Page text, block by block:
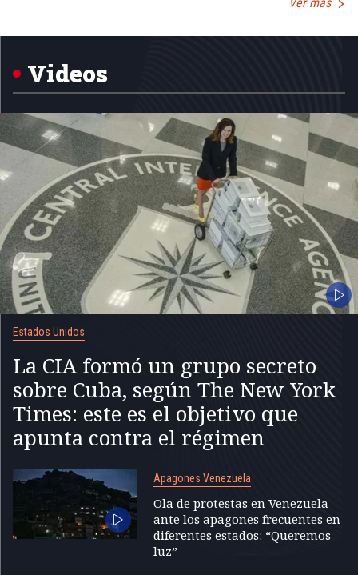
1
Videos
Estados Unidos
La CIA formó un grupo secreto
sobre Cuba, según The New York
Times: este es el objetivo que
apunta contra el régimen
Apagones Venezuela
Ola de protestas en Venezuela
ante los apagones frecuentes en
diferentes estados: “Queremos
luz”